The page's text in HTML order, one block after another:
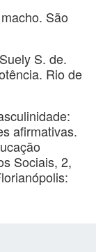
São
S. de.
Rio de
afirmativas.
Sociais, 2,